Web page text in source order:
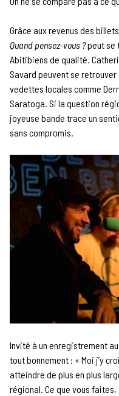
Grâce aux revenus des
Quand pensez-vous ?peut se
Abitibiens de qualité.
Savard peuvent se
vedettes locales comme
Saratoga. Si la question
joyeuse bande trace un
sans compromis.
Invité à un enregistrement
tout bonnement : « Moi j’y
atteindre de plus en plus
régional. Ce que vous faites,